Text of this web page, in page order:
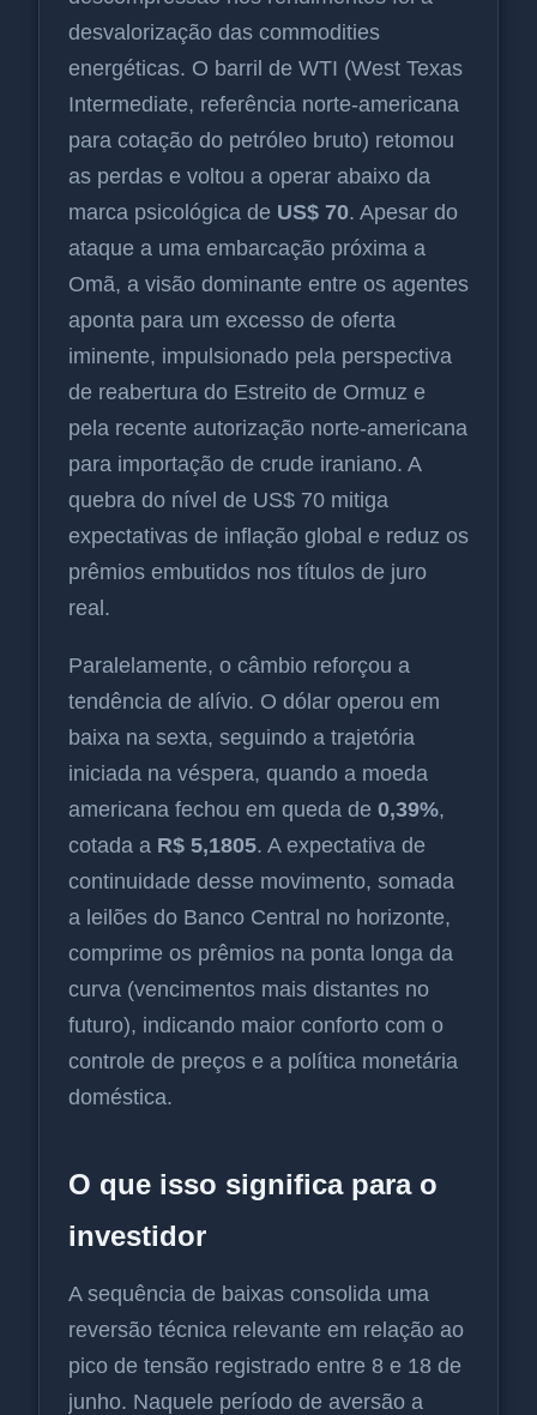
desvalorização das commodities
energéticas. O barril de WTI (West Texas
Intermediate, referência norte-americana
para cotação do petróleo bruto) retomou
as perdas e voltou a operar abaixo da
marca psicológica de US$ 70. Apesar do
ataque a uma embarcação próxima a
Omã, a visão dominante entre os agentes
aponta para um excesso de oferta
iminente, impulsionado pela perspectiva
de reabertura do Estreito de Ormuz e
pela recente autorização norte-americana
para importação de crude iraniano. A
quebra do nível de US$ 70 mitiga
expectativas de inflação global e reduz os
prêmios embutidos nos títulos de juro
real.
Paralelamente, o câmbio reforçou a
tendência de alívio. O dólar operou em
baixa na sexta, seguindo a trajetória
iniciada na véspera, quando a moeda
americana fechou em queda de 0,39%,
cotada a R$ 5,1805. A expectativa de
continuidade desse movimento, somada
a leilões do Banco Central no horizonte,
comprime os prêmios na ponta longa da
curva (vencimentos mais distantes no
futuro), indicando maior conforto com o
controle de preços e a política monetária
doméstica.
O que isso significa para o
investidor
A sequência de baixas consolida uma
reversão técnica relevante em relação ao
pico de tensão registrado entre 8 e 18 de
junho. Naquele período de aversão a